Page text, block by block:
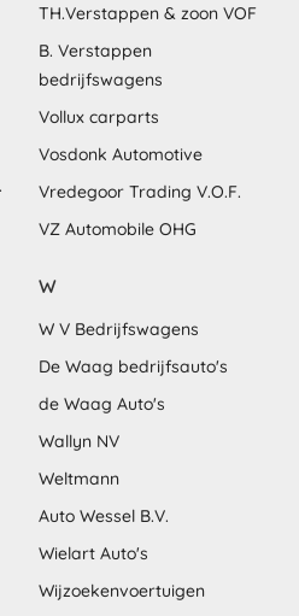
TH.Verstappen & zoon VOF
B. Verstappen
bedrijfswagens
Vollux carparts
Vosdonk Automotive
Vredegoor Trading V.O.F.
VZ Automobile OHG
W
W V Bedrijfswagens
De Waag bedrijfsauto's
de Waag Auto's
Wallyn NV
Weltmann
Auto Wessel B.V.
Wielart Auto's
Wijzoekenvoertuigen